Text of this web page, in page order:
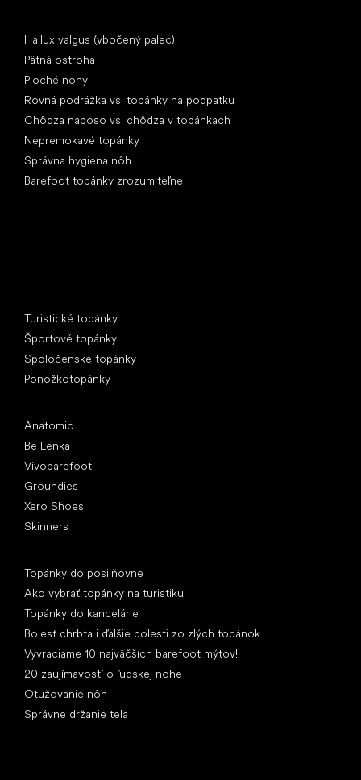
Hallux valgus (vbočený palec)
Pätná ostroha
Ploché nohy
Rovná podrážka vs. topánky na podpätku
Chôdza naboso vs. chôdza v topánkach
Nepremokavé topánky
Správna hygiena nôh
Barefoot topánky zrozumiteľne
Turistické topánky
Športové topánky
Spoločenské topánky
Ponožkotopánky
Anatomic
Be Lenka
Vivobarefoot
Groundies
Xero Shoes
Skinners
Topánky do posilňovne
Ako vybrať topánky na turistiku
Topánky do kancelárie
Bolesť chrbta i ďalšie bolesti zo zlých topánok
Vyvraciame 10 najväčších barefoot mýtov!
20 zaujímavostí o ľudskej nohe
Otužovanie nôh
Správne držanie tela